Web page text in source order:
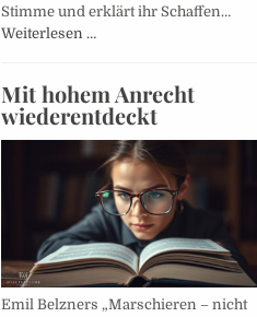
Stimme und erklärt ihr Schaffen…
Weiterlesen …
Mit hohem Anrecht
wiederentdeckt
Emil Belzners „Marschieren – nicht